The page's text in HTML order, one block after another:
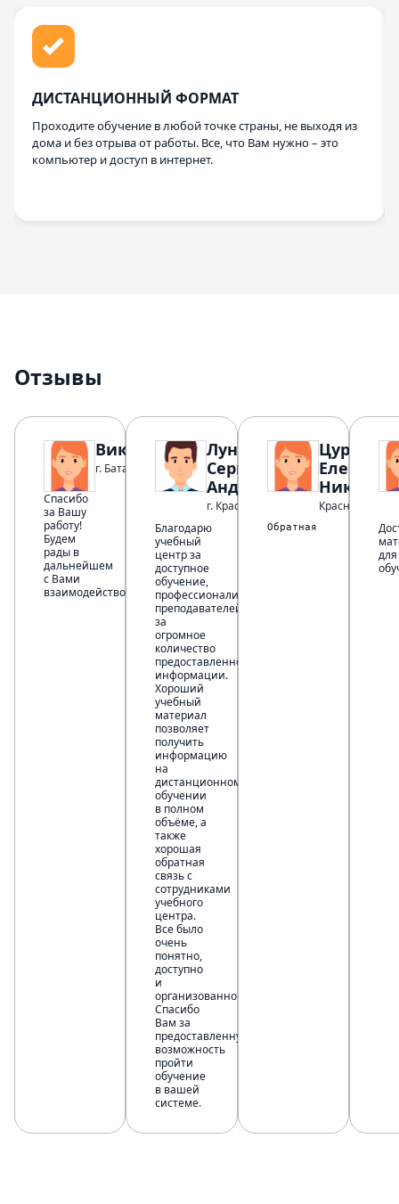
ДИСТАНЦИОННЫЙ ФОРМАТ
Проходите обучение в любой точке страны, не выходя из
дома и без отрыва от работы. Все, что Вам нужно – это
компьютер и доступ в интернет.
Отзывы
Виктория
г. Батайск
Спасибо
за Вашу
работу!
Будем
рады в
дальнейшем
с Вами
взаимодействовать.
Лунин
Сергей
Андреевич
г. Краснодар
Благодарю
учебный
центр за
доступное
обучение,
профессионализм
преподавателей,
за
огромное
количество
предоставленной
информации.
Хороший
учебный
материал
позволяет
получить
информацию
на
дистанционном
обучении
в полном
объёме, а
также
хорошая
обратная
связь с
сотрудниками
учебного
центра.
Все было
очень
понятно,
доступно
и
организованно.
Спасибо
Вам за
предоставленную
возможность
пройти
обучение
в вашей
системе.
Цуркан
Елена
Обратная связь на
для